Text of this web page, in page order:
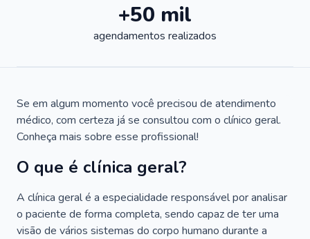
+50 mil
agendamentos realizados
Se em algum momento você precisou de atendimento
médico, com certeza já se consultou com o clínico geral.
Conheça mais sobre esse profissional!
O que é clínica geral?
A clínica geral é a especialidade responsável por analisar
o paciente de forma completa, sendo capaz de ter uma
visão de vários sistemas do corpo humano durante a